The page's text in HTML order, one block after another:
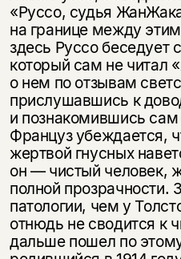
«Руссо, судья
на границе между
здесь Руссо беседует
который сам не читал
о нем по отзывам
прислушавшись к
и познакомившись сам
Француз убеждается,
жертвой гнусных
он — чистый человек,
полной прозрачности.
патологии, чем у
отнюдь не сводится к
дальше пошел по